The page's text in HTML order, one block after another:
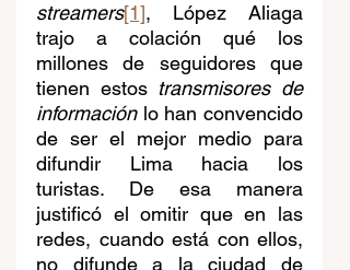
streamers[1], López Aliaga
trajo a colación qué los
millones de seguidores que
tienen estos transmisores de
información lo han convencido
de ser el mejor medio para
difundir Lima hacia los
turistas. De esa manera
justificó el omitir que en las
redes, cuando está con ellos,
no difunde a la ciudad de